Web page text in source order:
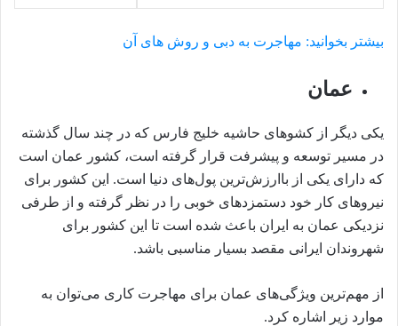
بیشتر بخوانید: مهاجرت به دبی و روش های آن
عمان
یکی دیگر از کشوهای حاشیه خلیج فارس که در چند سال گذشته
در مسیر توسعه و پیشرفت قرار گرفته است، کشور عمان است
که دارای یکی از باارزش‌ترین پول‌های دنیا است. این کشور برای
نیروهای کار خود دستمزدهای خوبی را در نظر گرفته و از طرفی
نزدیکی عمان به ایران باعث شده است تا این کشور برای
شهروندان ایرانی مقصد بسیار مناسبی باشد.
از مهم‌ترین ویژگی‌های عمان برای مهاجرت کاری می‌توان به
موارد زیر اشاره کرد.